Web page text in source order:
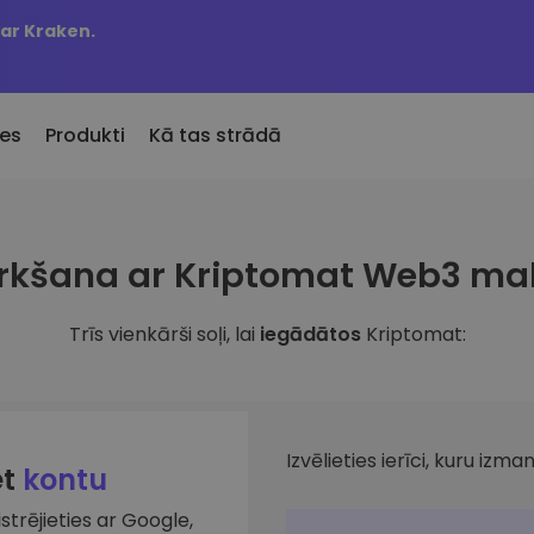
Kraken.
Pievienotie
Kriptomat pievienotie žetoni
būtu nopircis 100 €
Produkti
KriptoEarn
Nopelniet atlīdzību par savu
Seifs
Jūsu
Viedas
Kā tas strādā
ar Kriptomat Web3
Trīs vienkārši soļi, lai iegādātos Kriptomat:
kontu
ar Google,
Izvēlieties ierīci, kuru